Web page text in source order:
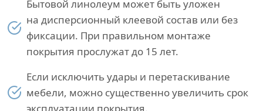
Бытовой линолеум может быть уложен
на дисперсионный клеевой состав или без
фиксации. При правильном монтаже
покрытия прослужат до 15 лет.
Если исключить удары и перетаскивание
мебели, можно существенно увеличить срок